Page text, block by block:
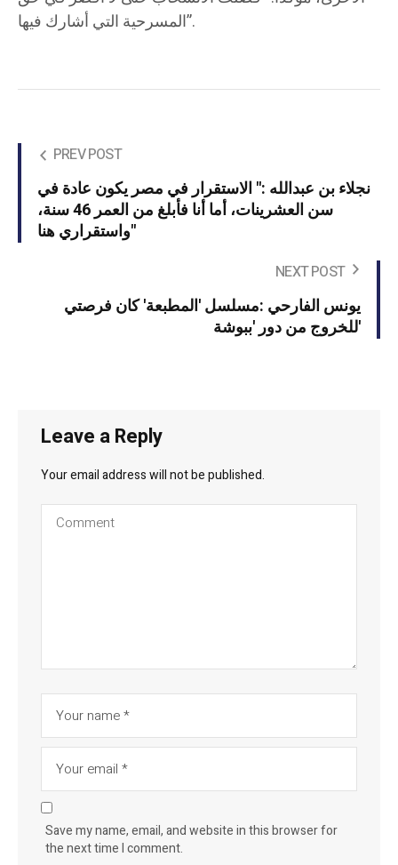
المسرحية التي أشارك فيها”.
PREV POST
نجلاء بن عبدالله :" الاستقرار في مصر يكون عادة في
سن العشرينات، أما أنا فأبلغ من العمر 46 سنة،
واستقراري هنا"
NEXT POST
يونس الفارحي :مسلسل 'المطبعة' كان فرصتي
للخروج من دور 'ببوشة'
Leave a Reply
Your email address will not be published.
Save my name, email, and website in this browser for
the next time I comment.